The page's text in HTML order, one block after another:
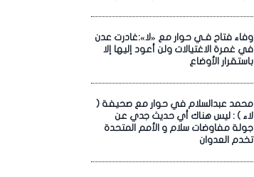
وفاء فتاح فـي حوار مع «لا»:غادرت عدن
في غمرة الاغتيالات ولن أعود إليها إلا
باستقرار الأوضاع
محمد عبدالسلام في حوار مع صحيفة (
لاء ) : ليس هناك أي حديث جدي عن
جولة مفاوضات سلام و الأمم المتحدة
تخدم العدوان